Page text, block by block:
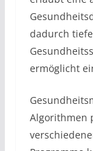
dadurch
ermöglicht
Algorithmen